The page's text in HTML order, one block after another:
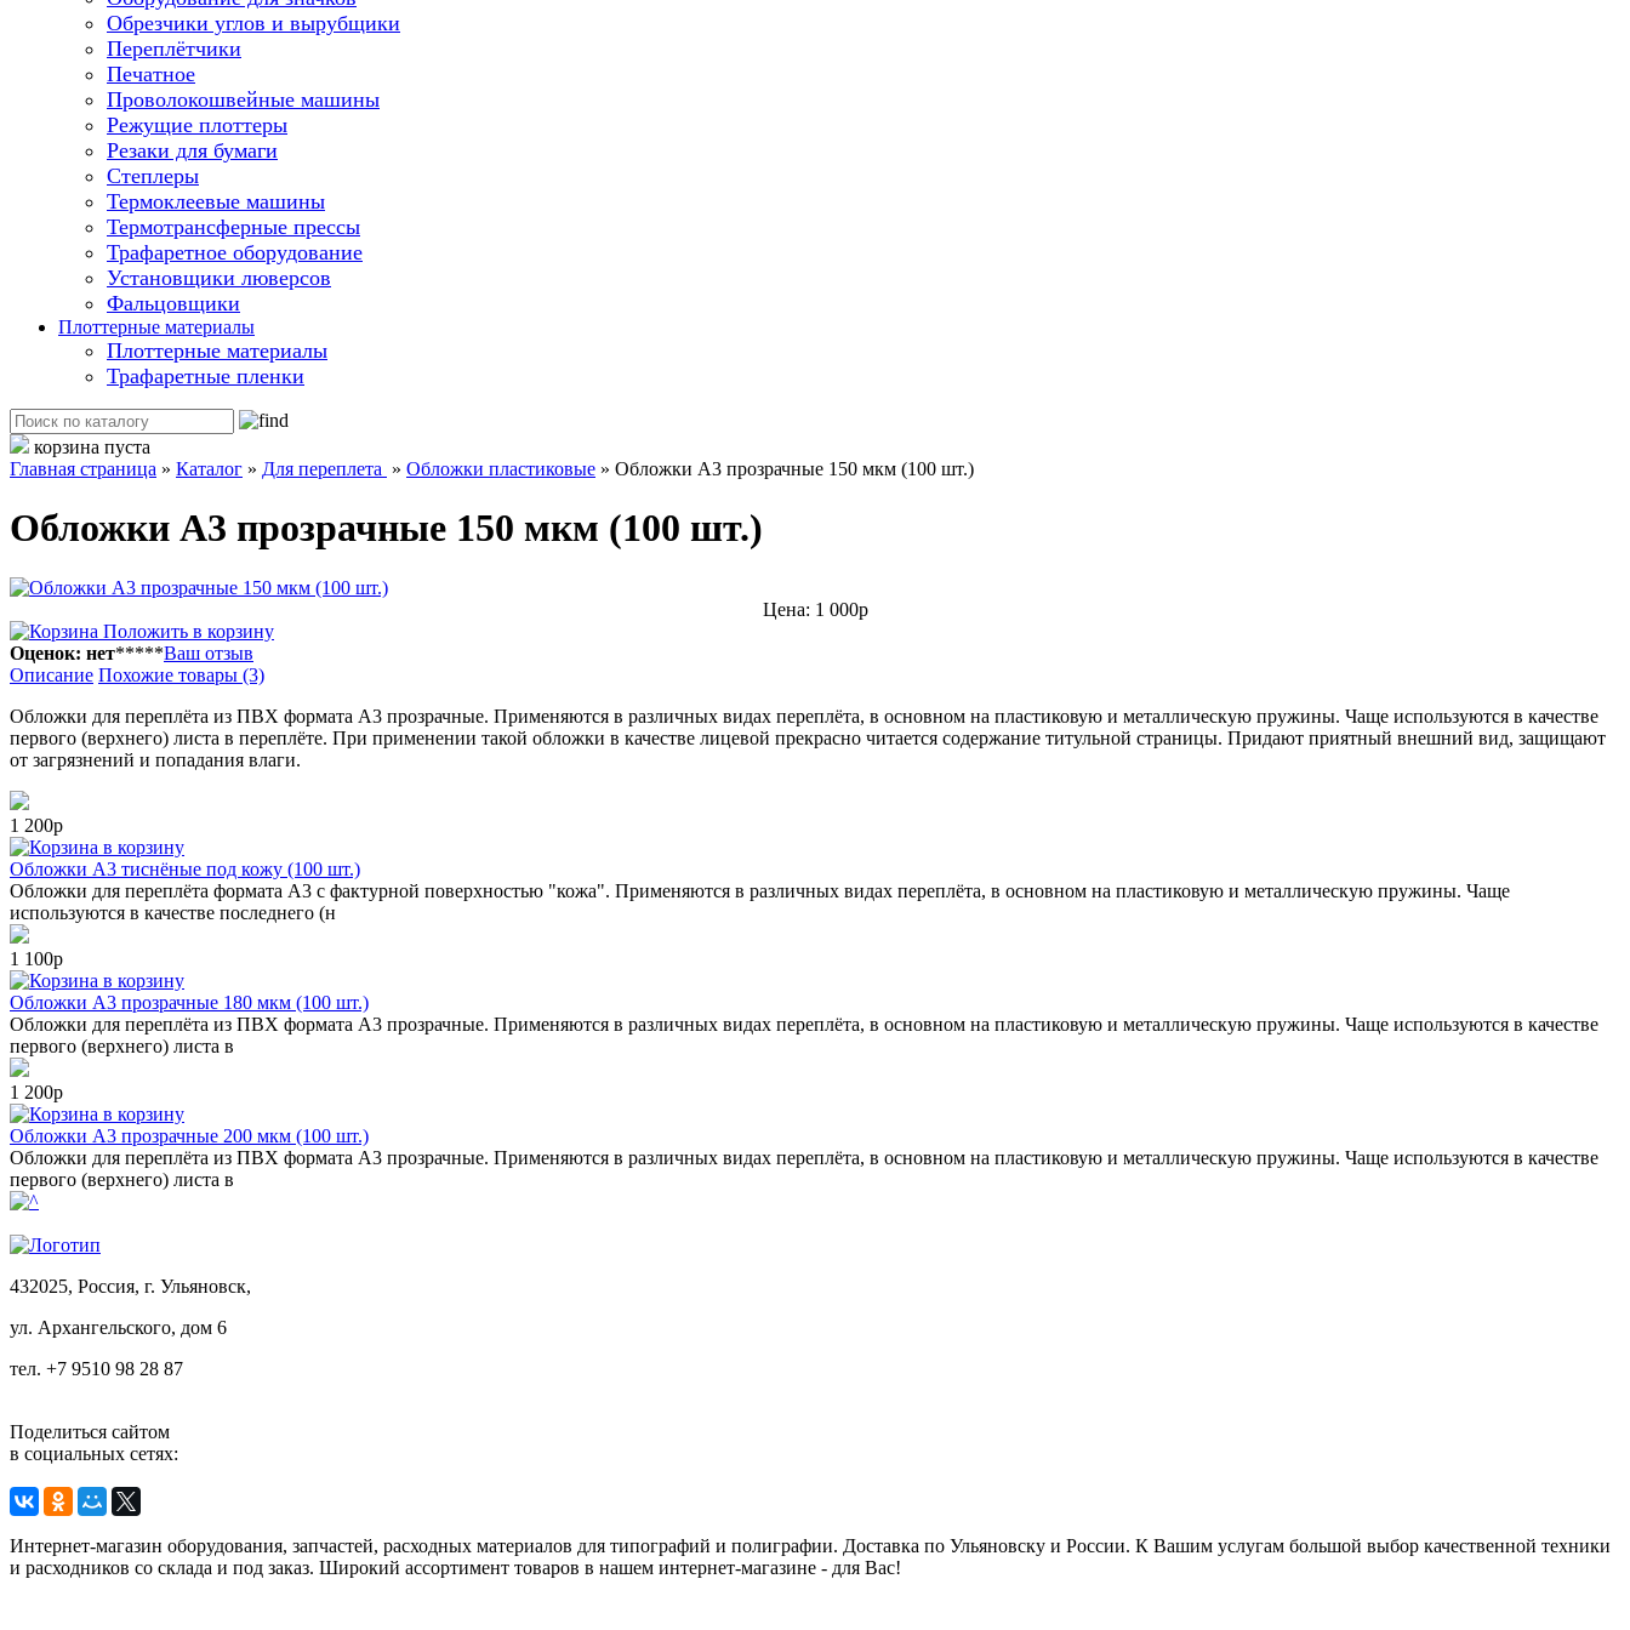
Обрезчики углов и вырубщики
Переплётчики
Печатное
Проволокошвейные машины
Режущие плоттеры
Резаки для бумаги
Степлеры
Термоклеевые машины
Термотрансферные прессы
Трафаретное оборудование
Установщики люверсов
Фальцовщики
Плоттерные материалы
Плоттерные материалы
Трафаретные пленки
корзина пуста
Главная страница » Каталог » Для переплета » Обложки пластиковые » Обложки А3 прозрачные 150 мкм (100 шт.)
Обложки А3 прозрачные 150 мкм (100 шт.)
Цена: 1 000р
Положить в корзину
Оценок: нет*****Ваш отзыв
Описание Похожие товары (3)
Обложки для переплёта из ПВХ формата А3 прозрачные. Применяются в различных видах переплёта, в основном на пластиковую и металлическую пружины. Чаще используются в качестве
первого (верхнего) листа в переплёте. При применении такой обложки в качестве лицевой прекрасно читается содержание титульной страницы. Придают приятный внешний вид, защищают
от загрязнений и попадания влаги.
1 200р
в корзину
Обложки А3 тиснёные под кожу (100 шт.)
Обложки для переплёта формата А3 с фактурной поверхностью "кожа". Применяются в различных видах переплёта, в основном на пластиковую и металлическую пружины. Чаще
используются в качестве последнего (н
1 100р
в корзину
Обложки А3 прозрачные 180 мкм (100 шт.)
Обложки для переплёта из ПВХ формата А3 прозрачные. Применяются в различных видах переплёта, в основном на пластиковую и металлическую пружины. Чаще используются в качестве
первого (верхнего) листа в
1 200р
в корзину
Обложки А3 прозрачные 200 мкм (100 шт.)
Обложки для переплёта из ПВХ формата А3 прозрачные. Применяются в различных видах переплёта, в основном на пластиковую и металлическую пружины. Чаще используются в качестве
первого (верхнего) листа в
432025, Россия, г. Ульяновск,
ул. Архангельского, дом 6
тел. +7 9510 98 28 87
Поделиться сайтом
в социальных сетях:
Интернет-магазин оборудования, запчастей, расходных материалов для типографий и полиграфии. Доставка по Ульяновску и России. К Вашим услугам большой выбор качественной техники
и расходников со склада и под заказ. Широкий ассортимент товаров в нашем интернет-магазине - для Вас!